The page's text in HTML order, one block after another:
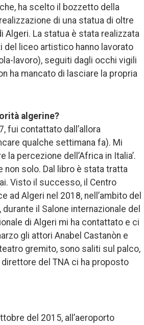
ha scelto il bozzetto della
di una statua di oltre
Algeri. La statua è stata realizzata
del liceo artistico hanno lavorato
lavoro), seguiti dagli occhi vigili
ha mancato di lasciare la propria
algerine?
fui contattato dall’allora
qualche settimana fa). Mi
percezione dell’Africa in Italia’.
non solo. Dal libro è stata tratta
Visto il successo, il Centro
ad Algeri nel 2018, nell’ambito del
il Salone internazionale del
di Algeri mi ha contattato e ci
gli attori Anabel Castanòn e
gremito, sono saliti sul palco,
del TNA ci ha proposto
del 2015, all’aeroporto